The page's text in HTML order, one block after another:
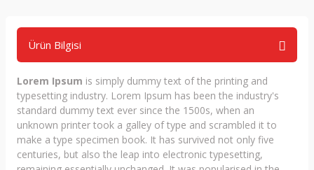
Ürün Bilgisi
Lorem Ipsum is simply dummy text of the printing and
typesetting industry. Lorem Ipsum has been the industry's
standard dummy text ever since the 1500s, when an
unknown printer took a galley of type and scrambled it to
make a type specimen book. It has survived not only five
centuries, but also the leap into electronic typesetting,